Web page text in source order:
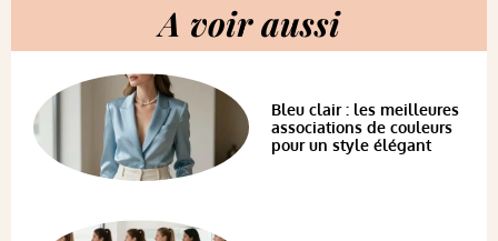
A voir aussi
Bleu clair : les meilleures
associations de couleurs
pour un style élégant